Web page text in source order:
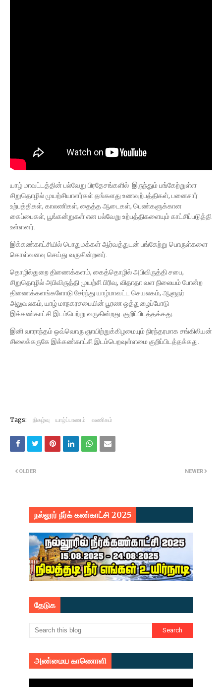
யாழ் மாவட்டத்தின் பல்வேறு பிரதேசங்களில் இருந்தும் பங்கேற்றுள்ள
சிறுதொழில் முயற்சியாளர்கள் தங்களது உணவுற்பத்திகள், பனைசார்
உற்பத்திகள், காலணிகள், தைத்த ஆடைகள், பெண்களுக்கான
கைப்பைகள், பூங்கன்றுகள் என பல்வேறு உற்பத்திகளையும் காட்சிப்படுத்தி
உள்ளனர்.
இக்கண்காட்சியில் பொதுமக்கள் ஆர்வத்துடன் பங்கேற்று பொருள்களை
கொள்வனவு செய்து வருகின்றனர்.
தொழில்துறை திணைக்களம், கைத்தொழில் அபிவிருத்தி சபை,
சிறுதொழில் அபிவிருத்தி முயற்சி பிரிவு, விதாதா வள நிலையம் போன்ற
திணைக்களங்களோடு சேர்ந்து யாழ்மாவட்ட செயலகம், ஆளுநர்
அலுவலகம், யாழ் மாநகரசபையின் பூரண ஒத்துழைப்போடு
இக்கண்காட்சி இடம்பெற்று வருகின்றது. குறிப்பிடத்தக்கது.
இனி வாராந்தம் ஒவ்வொரு ஞாயிற்றுக்கிழமையும் நிரந்தரமாக சங்கிலியன்
சிலைக்கருகே இக்கண்காட்சி இடம்பெறவுள்ளமை குறிப்பிடத்தக்கது.
Tags: நிகழ்வு யாழ்ப்பாணம் வணிகம்
NEWER
OLDER
நல்லூர் நீர்க் கண்காட்சி 2025
தேடுக
அண்மைய காணொளி